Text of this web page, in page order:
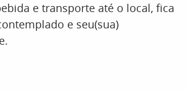
e transporte até o local, fica
e seu(sua)